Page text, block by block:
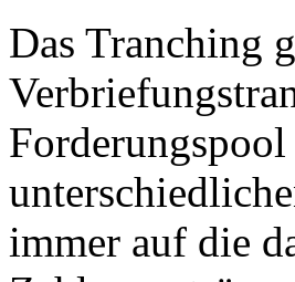
Das Tranching
immer auf die